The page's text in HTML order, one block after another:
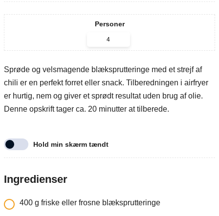
Personer
Sprøde og velsmagende blæksprutteringe med et strejf af
chili er en perfekt forret eller snack. Tilberedningen i airfryer
er hurtig, nem og giver et sprødt resultat uden brug af olie.
Denne opskrift tager ca. 20 minutter at tilberede.
Hold min skærm tændt
Ingredienser
400 g friske eller frosne blæksprutteringe